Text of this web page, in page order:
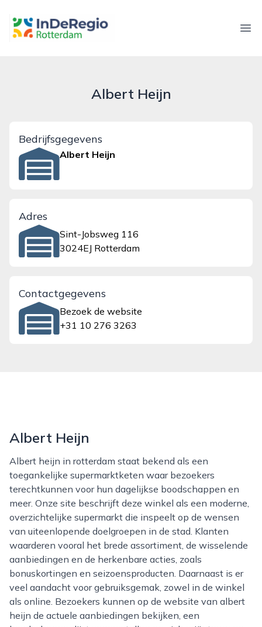
inderegiorotterdam.nl
Albert Heijn
Bedrijfsgegevens
Albert Heijn
Adres
Sint-Jobsweg 116
3024EJ Rotterdam
Contactgegevens
Bezoek de website
+31 10 276 3263
Albert Heijn
Albert heijn in rotterdam staat bekend als een
toegankelijke supermarktketen waar bezoekers
terechtkunnen voor hun dagelijkse boodschappen en
meer. Onze site beschrijft deze winkel als een moderne,
overzichtelijke supermarkt die inspeelt op de wensen
van uiteenlopende doelgroepen in de stad. Klanten
waarderen vooral het brede assortiment, de wisselende
aanbiedingen en de herkenbare acties, zoals
bonuskortingen en seizoensproducten. Daarnaast is er
veel aandacht voor gebruiksgemak, zowel in de winkel
als online. Bezoekers kunnen op de website van albert
heijn de actuele aanbiedingen bekijken, een